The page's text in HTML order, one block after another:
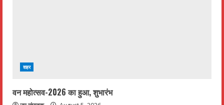
शहर
वन महोत्सव-2026 का हुआ, शुभारंभ